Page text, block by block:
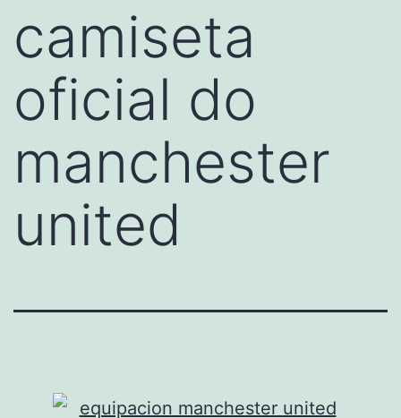
camiseta
oficial do
manchester
united